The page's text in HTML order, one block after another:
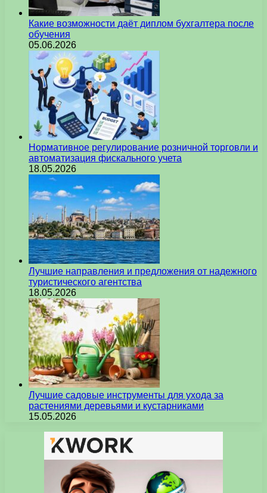
Какие возможности даёт диплом бухгалтера после
обучения
05.06.2026
Нормативное регулирование розничной торговли и
автоматизация фискального учета
18.05.2026
Лучшие направления и предложения от надежного
туристического агентства
18.05.2026
Лучшие садовые инструменты для ухода за
растениями деревьями и кустарниками
15.05.2026